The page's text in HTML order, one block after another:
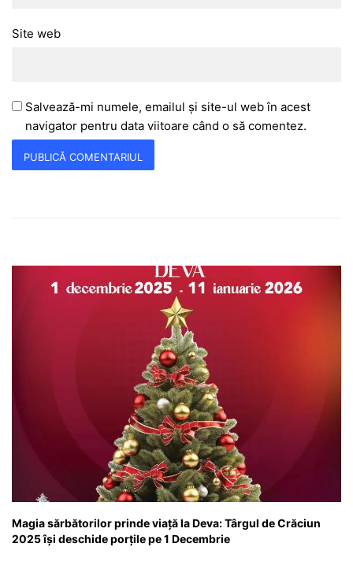
Site web
Salvează-mi numele, emailul și site-ul web în acest
navigator pentru data viitoare când o să comentez.
Magia sărbătorilor prinde viață la Deva: Târgul de Crăciun
2025 își deschide porțile pe 1 Decembrie